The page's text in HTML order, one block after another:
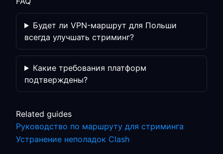
Будет ли VPN-маршрут для Польши
всегда улучшать стриминг?
Какие требования платформ
подтверждены?
Related guides
Руководство по маршруту для стриминга
Устранение неполадок Clash